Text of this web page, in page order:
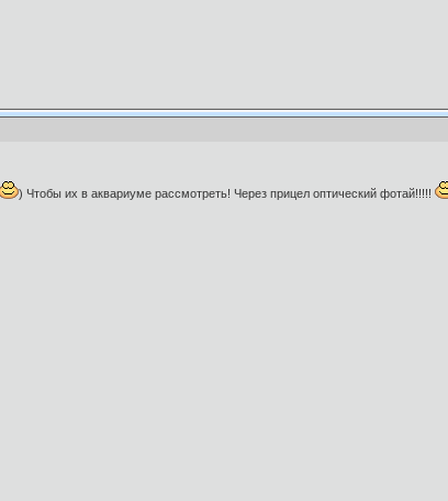
) Чтобы их в аквариуме рассмотреть! Через прицел оптический фотай!!!!!